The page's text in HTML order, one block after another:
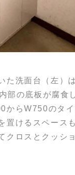
た洗面台（左）
部の底板が腐食
からW750のタ
置けるスペース
クロスとクッシ